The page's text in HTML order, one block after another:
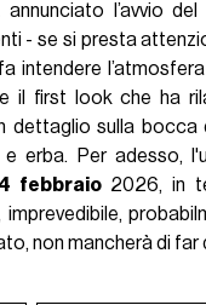
l’avvio
- se si presta
intendere
il first look che ha
dettaglio sulla bocca
erba. Per adesso,
febbraio 2026, in
non mancherà di far